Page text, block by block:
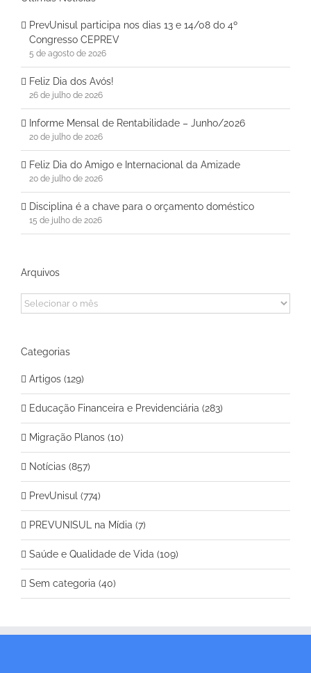
PrevUnisul participa nos dias 13 e 14/08 do 4º
Congresso CEPREV
5 de agosto de 2026
Feliz Dia dos Avós!
26 de julho de 2026
Informe Mensal de Rentabilidade – Junho/2026
20 de julho de 2026
Feliz Dia do Amigo e Internacional da Amizade
20 de julho de 2026
Disciplina é a chave para o orçamento doméstico
15 de julho de 2026
Arquivos
Arquivos
Categorias
Artigos (129)
Educação Financeira e Previdenciária (283)
Migração Planos (10)
Notícias (857)
PrevUnisul (774)
PREVUNISUL na Mídia (7)
Saúde e Qualidade de Vida (109)
Sem categoria (40)